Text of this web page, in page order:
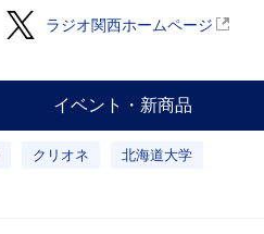
ラジオ関西ホームページ
イベント・新商品
クリオネ 北海道大学